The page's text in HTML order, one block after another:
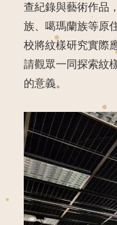
查紀錄與藝術作品
族、噶瑪蘭族等原
校將紋樣研究實際
請觀眾一同探索紋
的意義。